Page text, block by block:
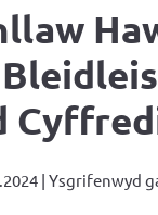
| Ysgrifenwyd